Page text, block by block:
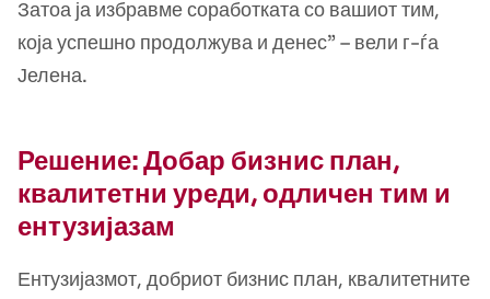
Затоа ја избравме соработката со вашиот тим,
која успешно продолжува и денес” – вели г-ѓа
Јелена.
Решение: Добар бизнис план,
квалитетни уреди, одличен тим и
ентузијазам
Ентузијазмот, добриот бизнис план, квалитетните